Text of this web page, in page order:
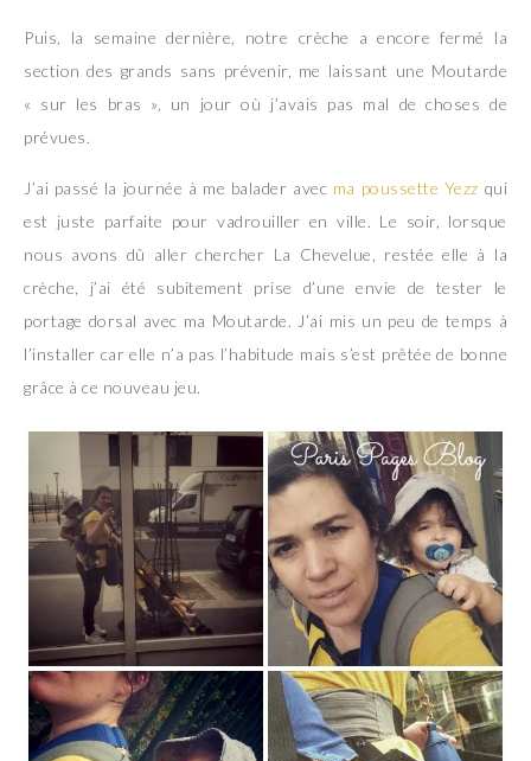
Puis, la semaine dernière, notre crèche a encore fermé la
section des grands sans prévenir, me laissant une Moutarde
« sur les bras », un jour où j’avais pas mal de choses de
prévues.
J’ai passé la journée à me balader avec ma poussette Yezz qui
est juste parfaite pour vadrouiller en ville. Le soir, lorsque
nous avons dû aller chercher La Chevelue, restée elle à la
crèche, j’ai été subitement prise d’une envie de tester le
portage dorsal avec ma Moutarde. J’ai mis un peu de temps à
l’installer car elle n’a pas l’habitude mais s’est prêtée de bonne
grâce à ce nouveau jeu.